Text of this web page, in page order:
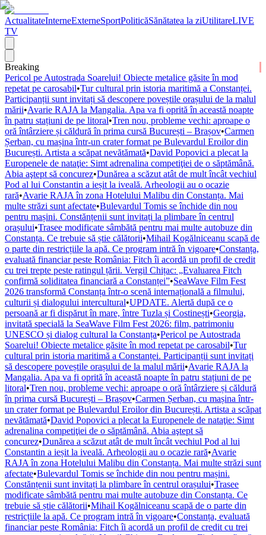
ActualitateInterneExterneSportPoliticăSănătatea la ziUtilitareLIVE
TV
Breaking
Pericol pe Autostrada Soarelui! Obiecte metalice găsite în mod
repetat pe carosabil•Tur cultural prin istoria maritimă a Constanței.
Participanții sunt invitați să descopere poveștile orașului de la malul
mării•Avarie RAJA la Mangalia. Apa va fi oprită în această noapte
în patru stațiuni de pe litoral•Tren nou, probleme vechi: aproape o
oră întârziere și căldură în prima cursă București – Brașov•Carmen
Șerban, cu mașina într-un crater format pe Bulevardul Eroilor din
București. Artista a scăpat nevătămată•David Popovici a plecat la
Europenele de nataţie: Simt adrenalina competiţiei de o săptămână.
Abia aştept să concurez•Dunărea a scăzut atât de mult încât vechiul
Pod al lui Constantin a ieșit la iveală. Arheologii au o ocazie
rară•Avarie RAJA în zona Hotelului Malibu din Constanța. Mai
multe străzi sunt afectate•Bulevardul Tomis se închide din nou
pentru mașini. Constănțenii sunt invitați la plimbare în centrul
orașului•Trasee modificate sâmbătă pentru mai multe autobuze din
Constanța. Ce trebuie să știe călătorii•Mihail Kogălniceanu scapă de
o parte din restricțiile la apă. Ce program intră în vigoare•Constanța,
evaluată financiar peste România: Fitch îi acordă un profil de credit
cu trei trepte peste ratingul țării. Vergil Chițac: „Evaluarea Fitch
confirmă soliditatea financiară a Constanței”•SeaWave Film Fest
2026 transformă Constanța într-o scenă internațională a filmului,
culturii și dialogului intercultural•UPDATE. Alertă după ce o
persoană ar fi dispărut în mare, între Tuzla și Costinești•Georgia,
invitată specială la SeaWave Film Fest 2026: film, patrimoniu
UNESCO și dialog cultural la Constanța•Pericol pe Autostrada
Soarelui! Obiecte metalice găsite în mod repetat pe carosabil•Tur
cultural prin istoria maritimă a Constanței. Participanții sunt invitați
să descopere poveștile orașului de la malul mării•Avarie RAJA la
Mangalia. Apa va fi oprită în această noapte în patru stațiuni de pe
litoral•Tren nou, probleme vechi: aproape o oră întârziere și căldură
în prima cursă București – Brașov•Carmen Șerban, cu mașina într-
un crater format pe Bulevardul Eroilor din București. Artista a scăpat
nevătămată•David Popovici a plecat la Europenele de nataţie: Simt
adrenalina competiţiei de o săptămână. Abia aştept să
concurez•Dunărea a scăzut atât de mult încât vechiul Pod al lui
Constantin a ieșit la iveală. Arheologii au o ocazie rară•Avarie
RAJA în zona Hotelului Malibu din Constanța. Mai multe străzi sunt
afectate•Bulevardul Tomis se închide din nou pentru mașini.
Constănțenii sunt invitați la plimbare în centrul orașului•Trasee
modificate sâmbătă pentru mai multe autobuze din Constanța. Ce
trebuie să știe călătorii•Mihail Kogălniceanu scapă de o parte din
restricțiile la apă. Ce program intră în vigoare•Constanța, evaluată
financiar peste România: Fitch îi acordă un profil de credit cu trei